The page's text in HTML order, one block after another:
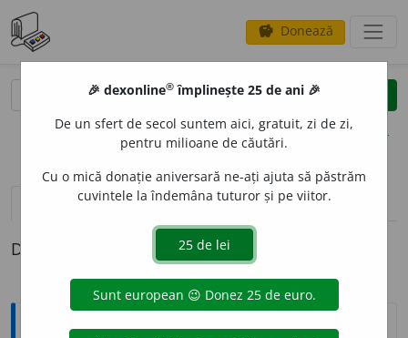
savings Donează
clear
opțiuni
definiții (1) pronunțievolume_up (50)
Definiția cu ID-ul 171783:
Sinonime
🎉 dexonline® împlinește 25 de ani 🎉
De un sfert de secol suntem aici, gratuit, zi de zi,
pentru milioane de căutări.
Cu o mică donație aniversară ne-ați ajuta să păstrăm
cuvintele la îndemâna tuturor și pe viitor.